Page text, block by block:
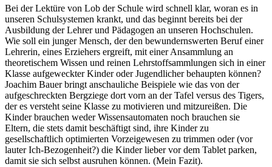
Bei der Lektüre von Lob der Schule wird schnell klar, woran es in
unseren Schulsystemen krankt, und das beginnt bereits bei der
Ausbildung der Lehrer und Pädagogen an unseren Hochschulen.
Wie soll ein junger Mensch, der den bewundernswerten Beruf einer
Lehrerin, eines Erziehers ergreift, mit einer Ansammlung an
theoretischem Wissen und reinen Lehrstoffsammlungen sich in einer
Klasse aufgeweckter Kinder oder Jugendlicher behaupten können?
Joachim Bauer bringt anschauliche Beispiele wie das von der
aufgeschreckten Bergziege dort vorn an der Tafel versus des Tigers,
der es versteht seine Klasse zu motivieren und mitzureißen. Die
Kinder brauchen weder Wissensautomaten noch brauchen sie
Eltern, die stets damit beschäftigt sind, ihre Kinder zu
gesellschaftlich optimierten Vorzeigewesen zu trimmen oder (vor
lauter Ich-Bezogenheit?) die Kinder lieber vor dem Tablet parken,
damit sie sich selbst ausruhen können. (Mein Fazit).